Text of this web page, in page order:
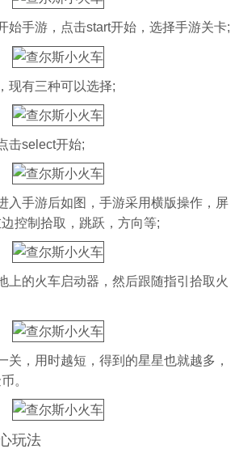
始手游，点击start开始，选择手游关卡;
现有三种可以选择;
击select开始;
入手游后如图，手游采用横版操作，屏
控制拾取，跳跃，方向等;
上的火车启动器，然后跟随指引拾取火
关，用时越短，得到的星星也就越多，
。
玩法